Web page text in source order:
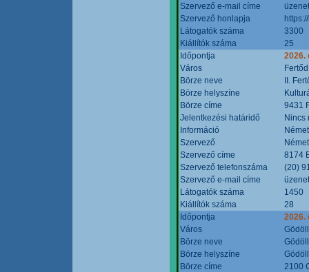
Szervező e-mail címe
Szervező honlapja
Látogatók száma
3300
Kiállítók száma
25
Időpontja
2026.
Város
Fertőd
Börze neve
II.
Börze helyszíne
Börze címe
9431
Jelentkezési határidő
Nincs
Információ
Szervező
Szervező címe
8174
Szervező telefonszáma
(20)
Szervező e-mail címe
Látogatók száma
1450
Kiállítók száma
28
Időpontja
2026.
Város
Börze neve
Börze helyszíne
Börze címe
2100